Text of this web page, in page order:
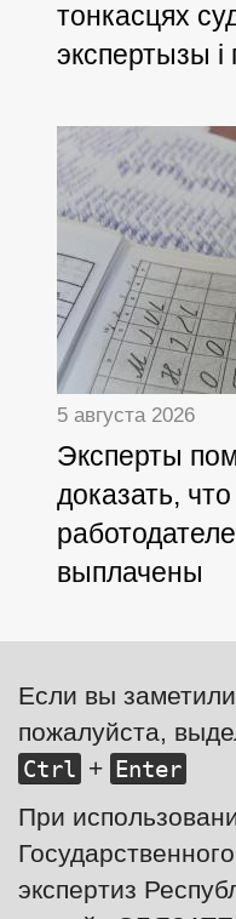
тонкасцях
экспертызы
5 августа 2026
Эксперты
доказать,
выплачены
Если вы
пожалуйста,
Ctrl + Enter
При
экспертиз